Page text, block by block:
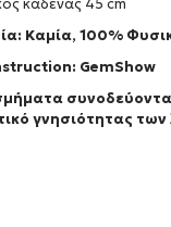
Καμία, 100%
GemShow
γνησιότητας των